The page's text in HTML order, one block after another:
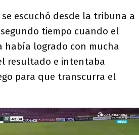
se escuchó desde la tribuna a
tiempo cuando el
había logrado con mucha
resultado e intentaba
para que transcurra el